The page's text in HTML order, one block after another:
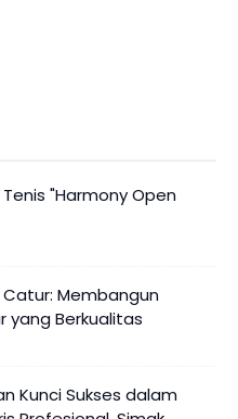
"Harmony Open
Membangun
yang Berkualitas
Kunci Sukses dalam